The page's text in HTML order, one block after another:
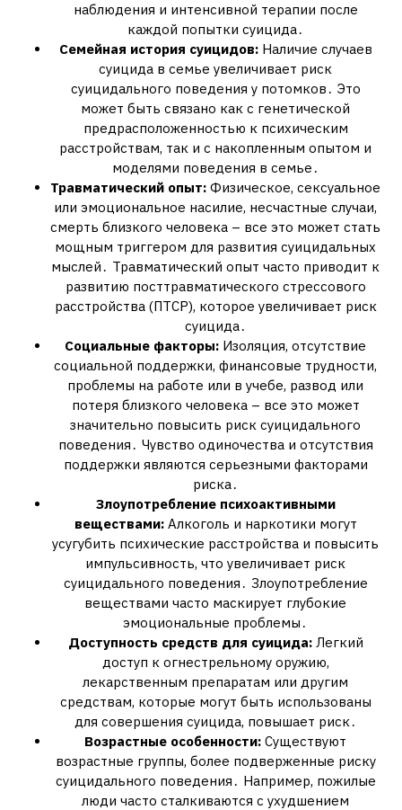
наблюдения и интенсивной терапии после
каждой попытки суицида․
Семейная история суицидов:Наличие случаев
суицида в семье увеличивает риск
суицидального поведения у потомков․ Это
может быть связано как с генетической
предрасположенностью к психическим
расстройствам, так и с накопленным опытом и
моделями поведения в семье․
Травматический опыт: Физическое, сексуальное
или эмоциональное насилие, несчастные случаи,
смерть близкого человека – все это может стать
мощным триггером для развития суицидальных
мыслей․ Травматический опыт часто приводит к
развитию посттравматического стрессового
расстройства (ПТСР), которое увеличивает риск
суицида․
Социальные факторы: Изоляция, отсутствие
социальной поддержки, финансовые трудности,
проблемы на работе или в учебе, развод или
потеря близкого человека – все это может
значительно повысить риск суицидального
поведения․ Чувство одиночества и отсутствия
поддержки являются серьезными факторами
риска․
Злоупотребление психоактивными
веществами:Алкоголь и наркотики могут
усугубить психические расстройства и повысить
импульсивность, что увеличивает риск
суицидального поведения․ Злоупотребление
веществами часто маскирует глубокие
эмоциональные проблемы․
Доступность средств для суицида:Легкий
доступ к огнестрельному оружию,
лекарственным препаратам или другим
средствам, которые могут быть использованы
для совершения суицида, повышает риск․
Возрастные особенности: Существуют
возрастные группы, более подверженные риску
суицидального поведения․ Например, пожилые
люди часто сталкиваются с ухудшением